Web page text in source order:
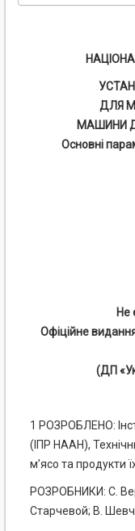
ДЛЯ
МАШИНИ
Основні
Не
Офіційне
(ДП
1 РОЗРОБЛЕНО:
(ІПР НААН),
м’ясо та продукти
РОЗРОБНИКИ: С.
Старчевой; В.